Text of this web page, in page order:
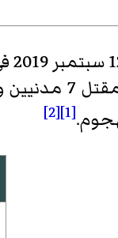
خطيرة. قالت
[1]
[2]